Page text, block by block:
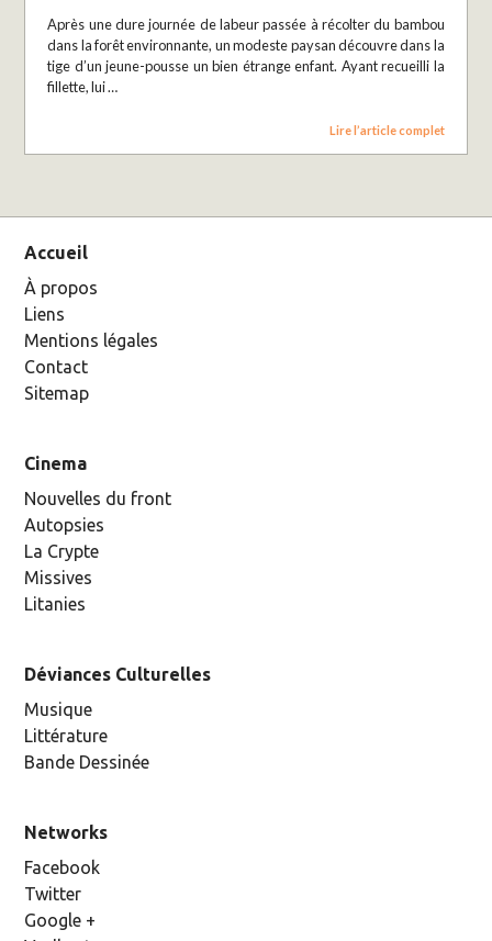
Après une dure journée de labeur passée à récolter du bambou
dans la forêt environnante, un modeste paysan découvre dans la
tige d’un jeune-pousse un bien étrange enfant. Ayant recueilli la
fillette, lui …
Lire l’article complet
Accueil
À propos
Liens
Mentions légales
Contact
Sitemap
Cinema
Nouvelles du front
Autopsies
La Crypte
Missives
Litanies
Déviances Culturelles
Musique
Littérature
Bande Dessinée
Networks
Facebook
Twitter
Google +